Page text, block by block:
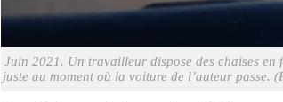
Juin 2021. Un travailleur dispose des chaises en
juste au moment où la voiture de l’auteur passe.